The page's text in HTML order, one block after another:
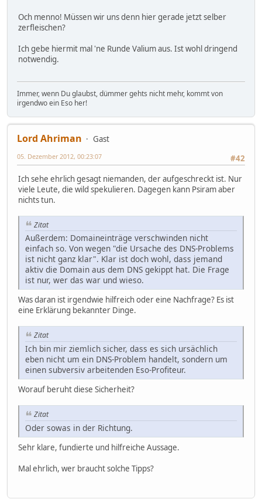
Och menno! Müssen wir uns denn hier gerade jetzt selber
zerfleischen?
Ich gebe hiermit mal 'ne Runde Valium aus. Ist wohl dringend
notwendig.
Immer, wenn Du glaubst, dümmer gehts nicht mehr, kommt von
irgendwo ein Eso her!
Lord Ahriman
Gast
#42
05. Dezember 2012, 00:23:07
Ich sehe ehrlich gesagt niemanden, der aufgeschreckt ist. Nur
viele Leute, die wild spekulieren. Dagegen kann Psiram aber
nichts tun.
Zitat
Außerdem: Domaineinträge verschwinden nicht
einfach so. Von wegen "die Ursache des DNS-Problems
ist nicht ganz klar". Klar ist doch wohl, dass jemand
aktiv die Domain aus dem DNS gekippt hat. Die Frage
ist nur, wer das war und wieso.
Was daran ist irgendwie hilfreich oder eine Nachfrage? Es ist
eine Erklärung bekannter Dinge.
Zitat
Ich bin mir ziemlich sicher, dass es sich ursächlich
eben nicht um ein DNS-Problem handelt, sondern um
einen subversiv arbeitenden Eso-Profiteur.
Worauf beruht diese Sicherheit?
Zitat
Oder sowas in der Richtung.
Sehr klare, fundierte und hilfreiche Aussage.
Mal ehrlich, wer braucht solche Tipps?